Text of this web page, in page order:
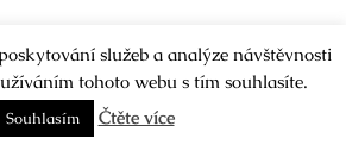
služeb a analýze návštěvnosti
tohoto webu s tím souhlasíte.
Souhlasím Čtěte více